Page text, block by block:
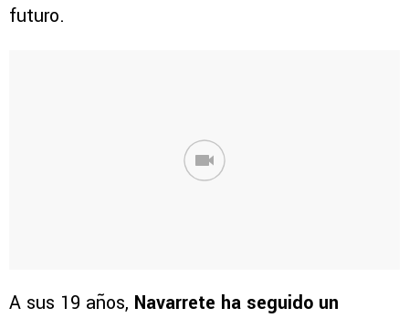
futuro.
A sus 19 años, Navarrete ha seguido un